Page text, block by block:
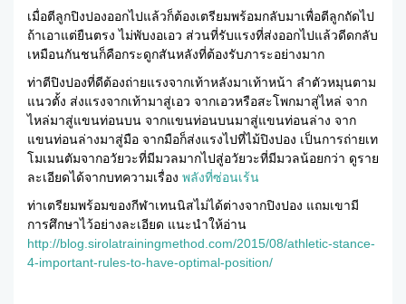
เมื่อตีลูกปิงปองออกไปแล้วก็ต้องเตรียมพร้อมกลับมาเพื่อตีลูกถัดไป
ถ้าเอาแต่ยืนตรง ไม่พับงอเอว ส่วนที่รับแรงที่ส่งออกไปแล้วดีดกลับ
เหมือนกันชนก็คือกระดูกสันหลังที่ต้องรับภาระอย่างมาก
ท่าตีปิงปองที่ดีต้องถ่ายแรงจากเท้าหลังมาเท้าหน้า ลำตัวหมุนตาม
แนวตั้ง ส่งแรงจากเท้ามาสู่เอว จากเอวหรือสะโพกมาสู่ไหล่ จาก
ไหล่มาสู่แขนท่อนบน จากแขนท่อนบนมาสู่แขนท่อนล่าง จาก
แขนท่อนล่างมาสู่มือ จากมือก็ส่งแรงไปที่ไม้ปิงปอง เป็นการถ่ายเท
โมเมนตัมจากอวัยวะที่มีมวลมากไปสู่อวัยวะที่มีมวลน้อยกว่า ดูราย
ละเอียดได้จากบทความเรื่อง พลังที่ซ่อนเร้น
ท่าเตรียมพร้อมของกีฬาเทนนิสไม่ได้ต่างจากปิงปอง แถมเขามี
การศึกษาไว้อย่างละเอียด แนะนำให้อ่าน
http://blog.sirolatrainingmethod.com/2015/08/athletic-stance-
4-important-rules-to-have-optimal-position/